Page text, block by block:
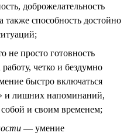
доброжелательность
также способность достойно
не просто готовность
четко и бездумно
быстро включаться
и лишних напоминаний,
собой и своим временем;
— умение